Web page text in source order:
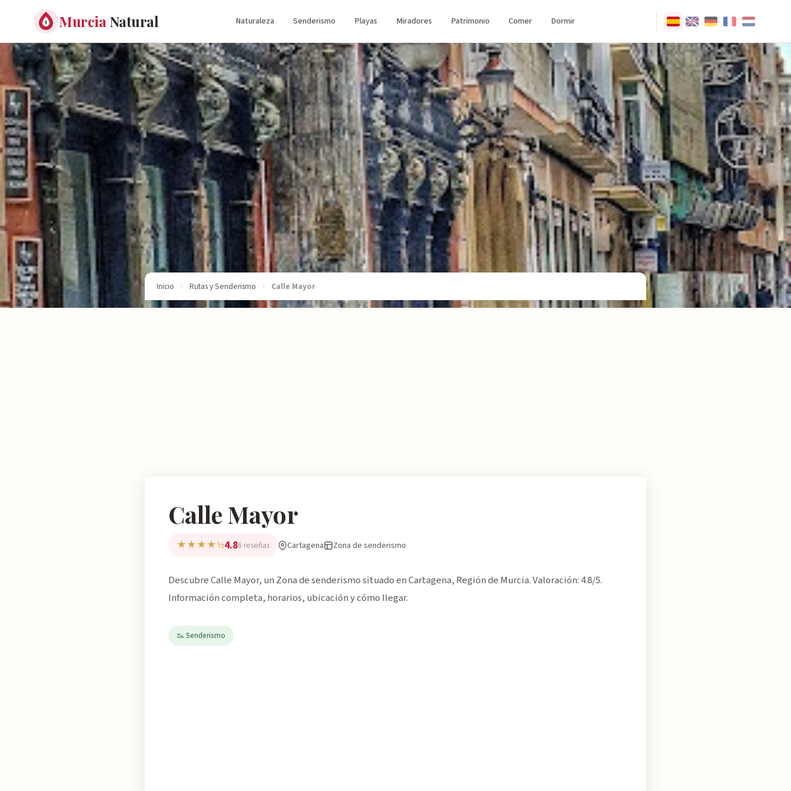
Murcia Natural Naturaleza Senderismo Playas Miradores Patrimonio Comer Dormir
Inicio › Rutas y Senderismo › Calle Mayor
Calle Mayor
★★★★½4.86 reseñas Cartagena Zona de senderismo
Descubre Calle Mayor, un Zona de senderismo situado en Cartagena, Región de Murcia. Valoración: 4.8/5.
Información completa, horarios, ubicación y cómo llegar.
🥾 Senderismo